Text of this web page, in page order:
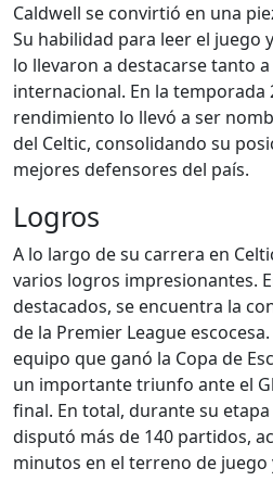
Caldwell se convirtió en una
Su habilidad para leer el juego
lo llevaron a destacarse tanto
internacional. En la temporada
rendimiento lo llevó a ser
del Celtic, consolidando su
mejores defensores del país.
Logros
A lo largo de su carrera en
varios logros impresionantes.
destacados, se encuentra la
de la Premier League
equipo que ganó la Copa de
un importante triunfo ante el
final. En total, durante su etapa
disputó más de 140 partidos,
minutos en el terreno de juego